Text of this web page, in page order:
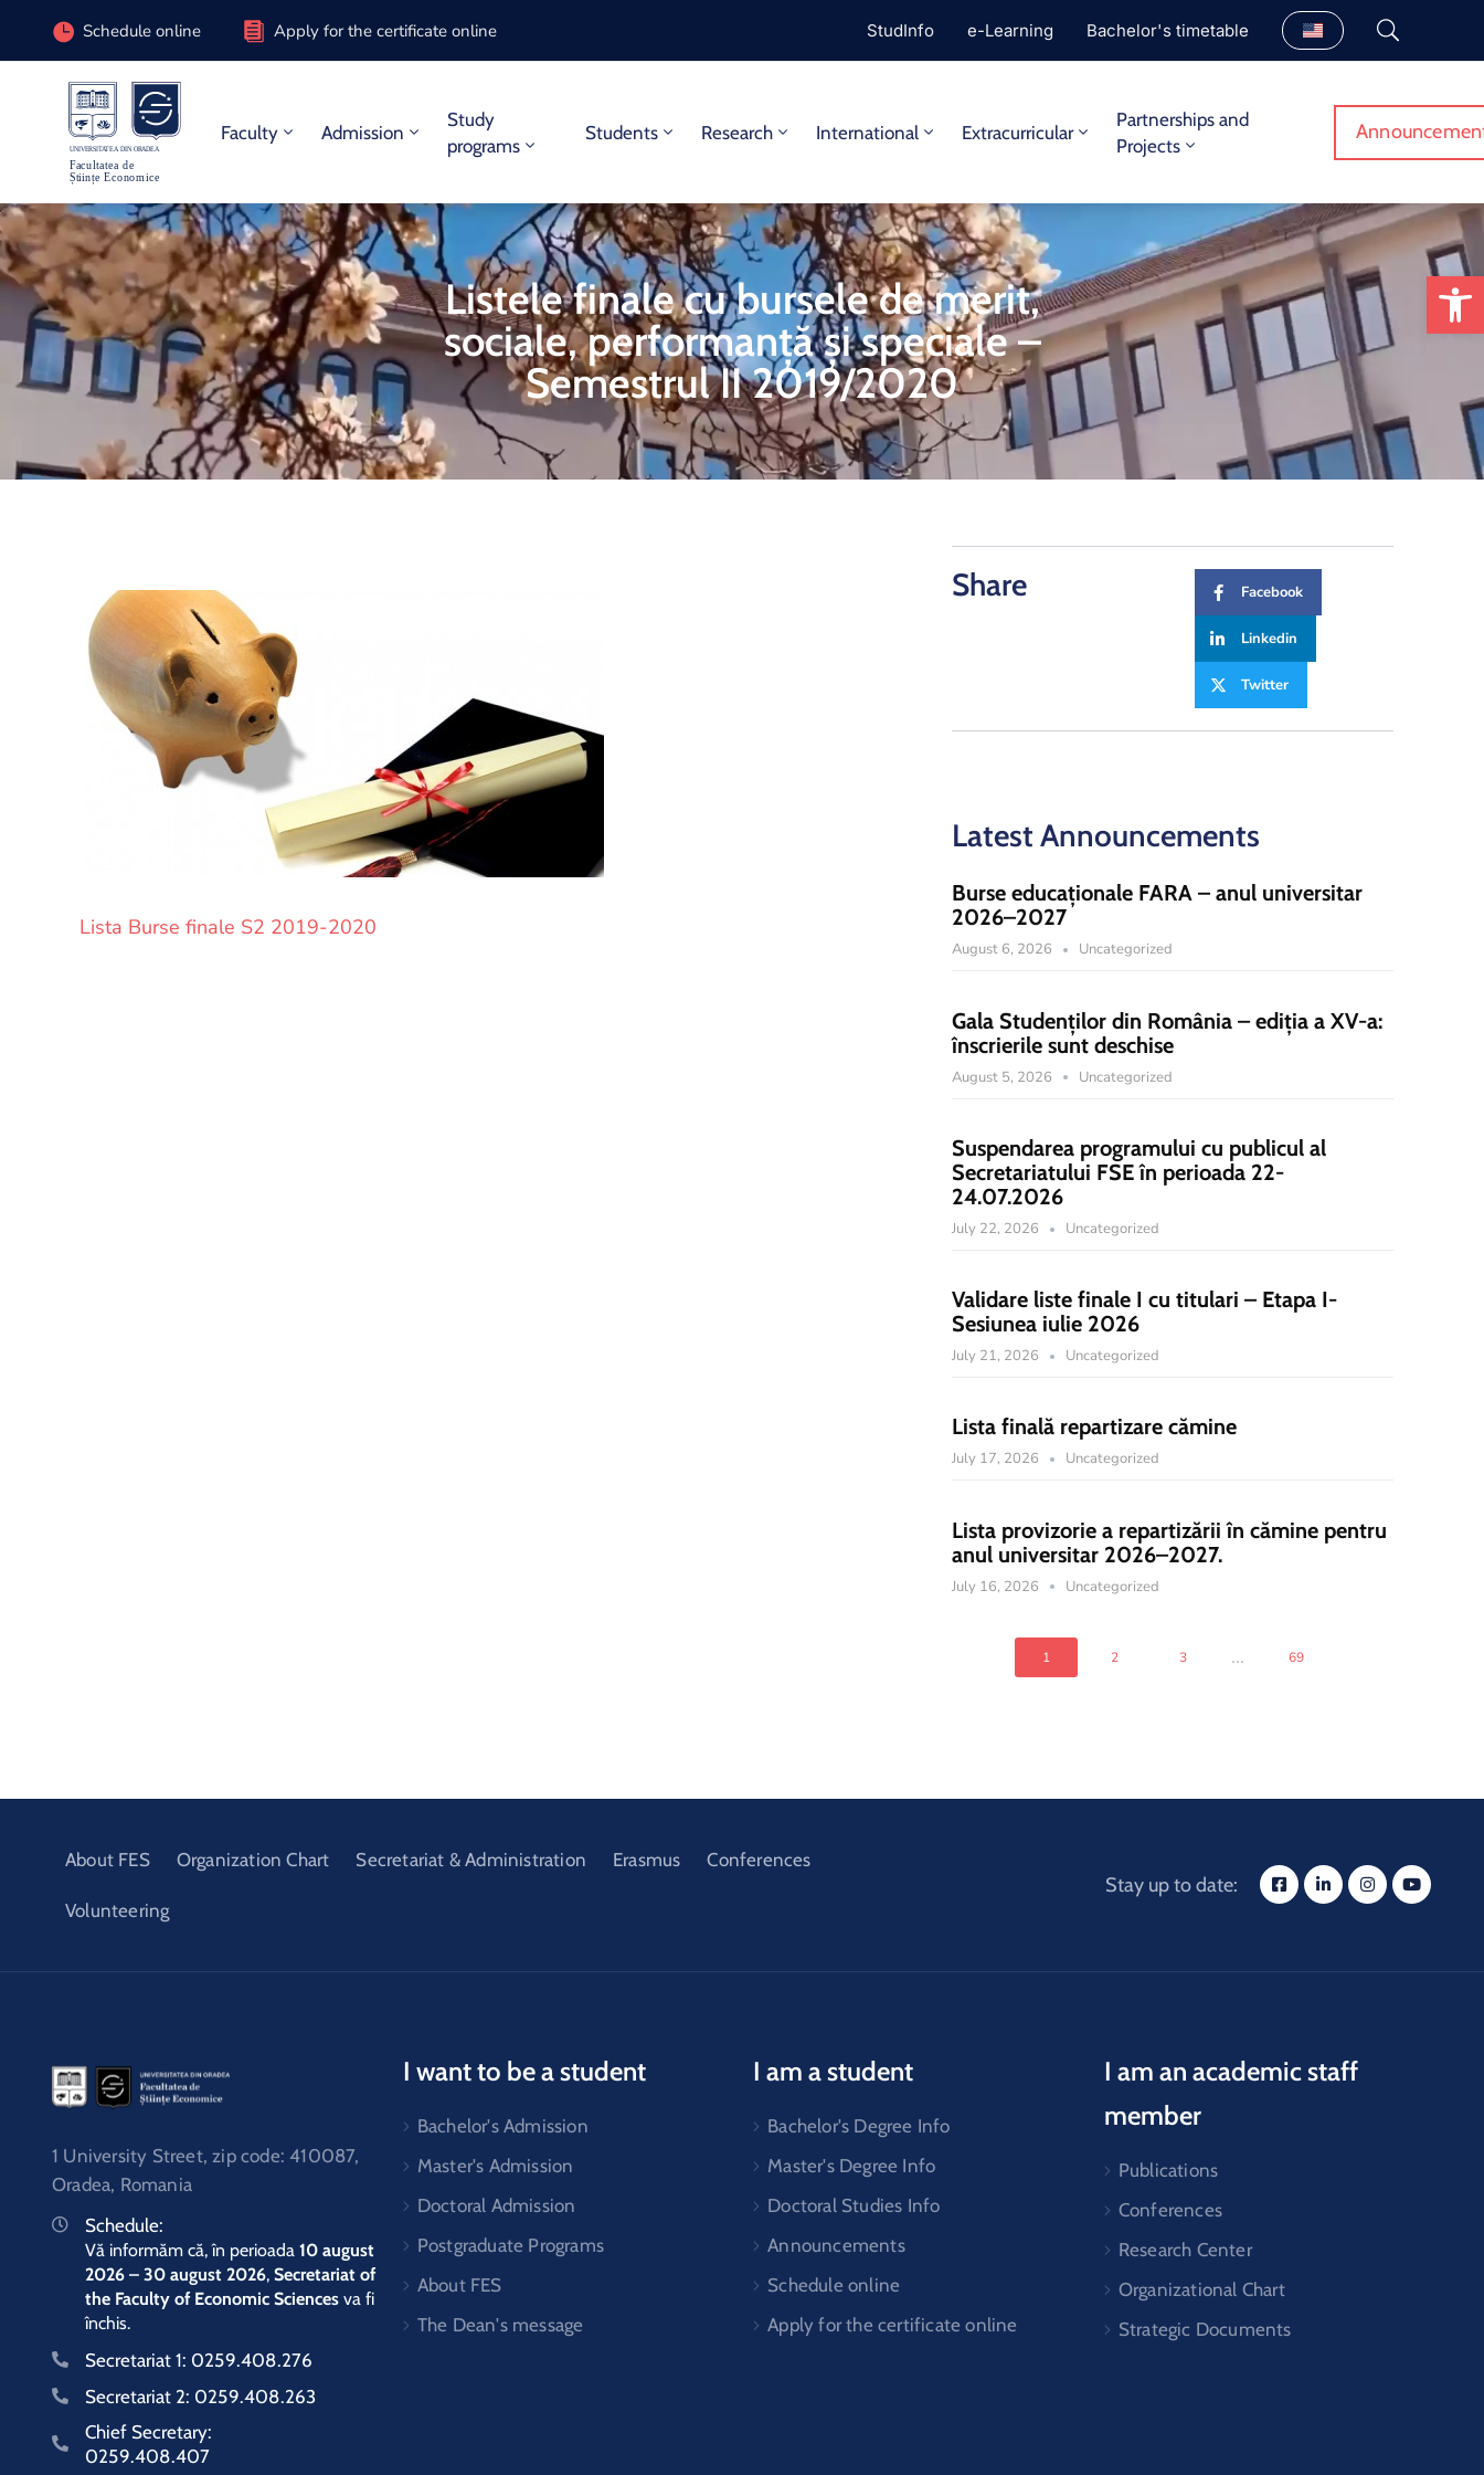
Schedule online Apply for the certificate online StudInfo e-Learning Bachelor's timetable
Faculty Admission
Study
programs
Students Research International Extracurricular
Partnerships and
Projects
Listele finale cu bursele de merit,
sociale, performanță și speciale –
Semestrul II 2019/2020
Lista Burse finale S2 2019-2020
Share Facebook
Linkedin
Twitter
Latest Announcements
Burse educaționale FARA – anul universitar
2026–2027
August 6, 2026 Uncategorized
Gala Studenților din România – ediția a XV-a:
înscrierile sunt deschise
August 5, 2026 Uncategorized
Suspendarea programului cu publicul al
Secretariatului FSE în perioada 22-
24.07.2026
July 22, 2026 Uncategorized
Validare liste finale I cu titulari – Etapa I-
Sesiunea iulie 2026
July 21, 2026 Uncategorized
Lista finală repartizare cămine
July 17, 2026 Uncategorized
Lista provizorie a repartizării în cămine pentru
anul universitar 2026–2027.
July 16, 2026 Uncategorized
1 2 3 ... 69
About FES Organization Chart Secretariat & Administration Erasmus Conferences
Volunteering
Stay up to date:
1 University Street, zip code: 410087,
Oradea, Romania
Schedule:
Vă informăm că, în perioada 10 august
2026 – 30 august 2026, Secretariat of
the Faculty of Economic Sciences va fi
închis.
Secretariat 1: 0259.408.276
Secretariat 2: 0259.408.263
Chief Secretary:
0259.408.407
I want to be a student
Bachelor's Admission
Master's Admission
Doctoral Admission
Postgraduate Programs
About FES
The Dean's message
I am a student
Bachelor's Degree Info
Master's Degree Info
Doctoral Studies Info
Announcements
Schedule online
Apply for the certificate online
I am an academic staff
member
Publications
Conferences
Research Center
Organizational Chart
Strategic Documents